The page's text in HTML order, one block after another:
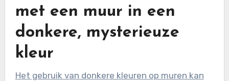
met een muur in een
donkere, mysterieuze
kleur
Het gebruik van donkere kleuren op muren kan